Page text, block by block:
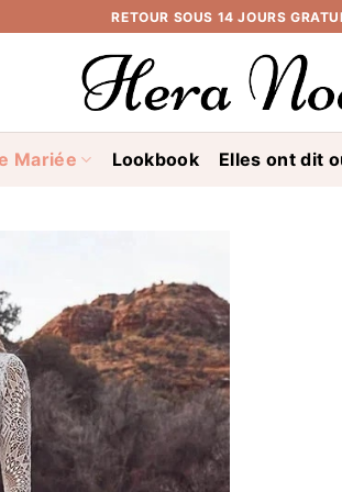
RETOUR SOUS 14 JOURS
Mariée Lookbook Elles ont dit